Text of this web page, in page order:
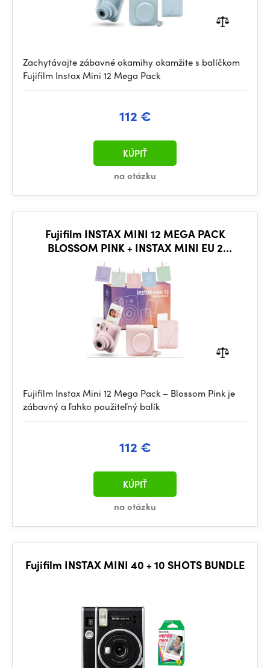
Zachytávajte zábavné okamihy okamžite s balíčkom
Fujifilm Instax Mini 12 Mega Pack
112 €
na otázku
KÚPIŤ
Fujifilm INSTAX MINI 12 MEGA PACK
BLOSSOM PINK + INSTAX MINI EU 2
GLOSSY(10X2/PK)
Fujifilm Instax Mini 12 Mega Pack – Blossom Pink je
zábavný a ľahko použiteľný balík
112 €
na otázku
KÚPIŤ
Fujifilm INSTAX MINI 40 + 10 SHOTS BUNDLE